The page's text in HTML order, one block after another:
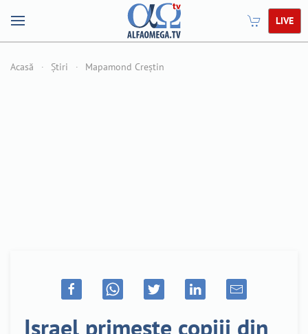
LIVE
Acasă Știri Mapamond Creștin
Israel primește copiii din